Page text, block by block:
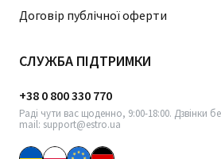
Договір публічної оферти
СЛУЖБА ПІДТРИМКИ
+38 0 800 330 770
Раді чути вас щоденно, 9:00-18:00. Дзвінки
mail: support@estro.ua